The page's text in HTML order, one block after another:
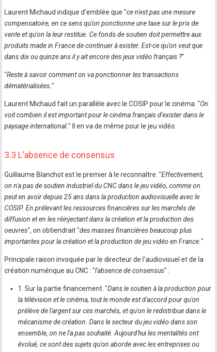
Laurent Michaud indique d'emblée que "ce n'est pas une mesure
compensatoire, en ce sens qu'on ponctionne une taxe sur le prix de
vente et qu'on la leur restitue. Ce fonds de soutien doit permettre aux
produits made in France de continuer à exister. Est-ce qu'on veut que
dans dix ou quinze ans il y ait encore des jeux vidéo français ?"
"Reste à savoir comment on va ponctionner les transactions
dématérialisées."
Laurent Michaud fait un parallèle avec le COSIP pour le cinéma. "On
voit combien il est important pour le cinéma français d'exister dans le
paysage international." Il en va de même pour le jeu vidéo.
3.3 L'absence de consensus
Guillaume Blanchot est le premier à le reconnaître. "Effectivement,
on n'a pas de soutien industriel du CNC dans le jeu vidéo, comme on
peut en avoir depuis 25 ans dans la production audiovisuelle avec le
COSIP. En prélevant les ressources financières sur les marchés de
diffusion et en les réinjectant dans la création et la production des
oeuvres", on obtiendrait "des masses financières beaucoup plus
importantes pour la création et la production de jeu vidéo en France."
Principale raison invoquée par le directeur de l'audiovisuel et de la
création numérique au CNC : "l'absence de consensus" :
1. Sur la partie financement. "Dans le soutien à la production pour
la télévision et le cinéma, tout le monde est d'accord pour qu'on
prélève de l'argent sur ces marchés, et qu'on le redistribue dans le
mécanisme de création. Dans le secteur du jeu vidéo dans son
ensemble, on ne l'a pas souhaité. Aujourd'hui les mentalités ont
évolué, ce sont des sujets qu'on aborde avec les entreprises ou